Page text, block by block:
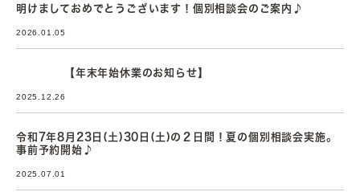
明けましておめでとうございます！個別相談会のご案内♪
2026.01.05
【年末年始休業のお知らせ】
2025.12.26
令和7年8月23日(土)30日(土)の２日間！夏の個別相談会実施。
事前予約開始♪
2025.07.01